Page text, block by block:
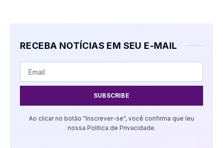
RECEBA NOTÍCIAS EM SEU E-MAIL
SUBSCRIBE
Ao clicar no botão "Inscrever-se", você confirma que leu
nossa Política de Privacidade.